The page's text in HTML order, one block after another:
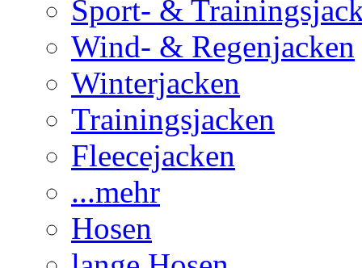
Sport- &
Wind- & Regenjacken
Winterjacken
Trainingsjacken
Fleecejacken
...mehr
Hosen